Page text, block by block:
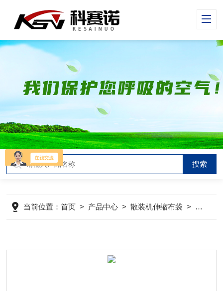
当前位置：首页 > 产品中心 >散装机伸缩布袋 > 散装机